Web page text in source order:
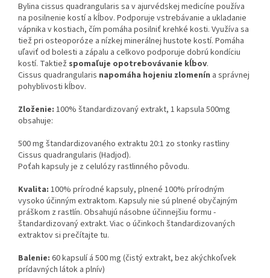
Bylina cissus quadrangularis sa v ajurvédskej medicíne používa
na posilnenie kostí a kĺbov. Podporuje vstrebávanie a ukladanie
vápnika v kostiach, čím pomáha posilniť krehké kosti. Využíva sa
tiež pri osteoporóze a nízkej minerálnej hustote kostí. Pomáha
uľaviť od bolesti a zápalu a celkovo podporuje dobrú kondíciu
kostí. Taktiež spomaľuje opotrebovávanie kĺbov.
Cissus quadrangularis napomáha hojeniu zlomenín a správnej
pohyblivosti kĺbov.
Zloženie: 100% štandardizovaný extrakt, 1 kapsula 500mg
obsahuje:
500 mg štandardizovaného extraktu 20:1 zo stonky rastliny
Cissus quadrangularis (Hadjod).
Poťah kapsuly je z celulózy rastlinného pôvodu.
Kvalita: 100% prírodné kapsuly, plnené 100% prírodným
vysoko účinným extraktom. Kapsuly nie sú plnené obyčajným
práškom z rastlín. Obsahujú násobne účinnejšiu formu -
štandardizovaný extrakt. Viac o účinkoch štandardizovaných
extraktov si prečítajte tu.
Balenie: 60 kapsulí á 500 mg (čistý extrakt, bez akýchkoľvek
prídavných látok a plnív)